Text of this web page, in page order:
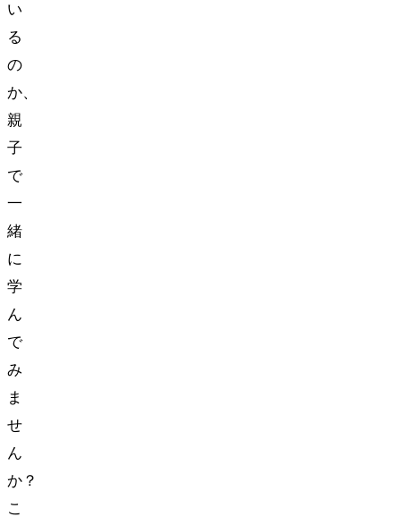
い
る
の
か、
親
子
で
一
緒
に
学
ん
で
み
ま
せ
ん
か？
こ